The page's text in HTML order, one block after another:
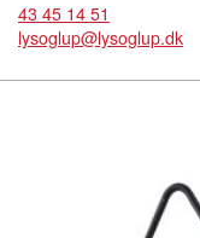
43 45 14 51
lysoglup@lysoglup.dk